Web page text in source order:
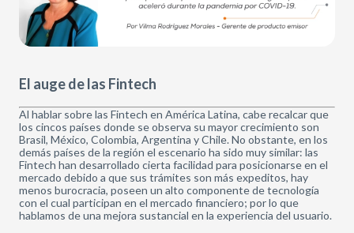
El auge de las Fintech
Al hablar sobre las Fintech en América Latina, cabe recalcar que
los cincos países donde se observa su mayor crecimiento son
Brasil, México, Colombia, Argentina y Chile. No obstante, en los
demás países de la región el escenario ha sido muy similar: las
Fintech han desarrollado cierta facilidad para posicionarse en el
mercado debido a que sus trámites son más expeditos, hay
menos burocracia, poseen un alto componente de tecnología
con el cual participan en el mercado financiero; por lo que
hablamos de una mejora sustancial en la experiencia del usuario.